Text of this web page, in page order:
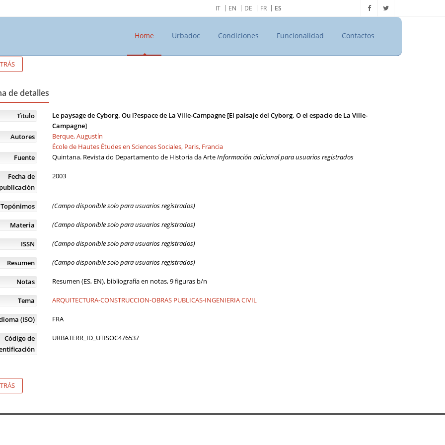
IT EN DE FR ES
Home Urbadoc Condiciones Funcionalidad Contactos
de detalles
Tìtulo
Le paysage de Cyborg. Ou l?espace de La Ville-Campagne [El paisaje del Cyborg. O el espacio de La Ville-
Campagne]
Autores
Berque, Augustín
École de Hautes Études en Sciences Sociales, Paris, Francia
Fuente
Quintana. Revista do Departamento de Historia da ArteInformación adicional para usuarios registrados
Fecha de
2003
Topónimos (Campo disponible solo para usuarios registrados)
Materia (Campo disponible solo para usuarios registrados)
ISSN (Campo disponible solo para usuarios registrados)
Resumen (Campo disponible solo para usuarios registrados)
Notas Resumen (ES, EN), bibliografía en notas, 9 figuras b/n
Tema ARQUITECTURA-CONSTRUCCION-OBRAS PUBLICAS-INGENIERIA CIVIL
(ISO) FRA
Código de
URBATERR_ID_UTISOC476537